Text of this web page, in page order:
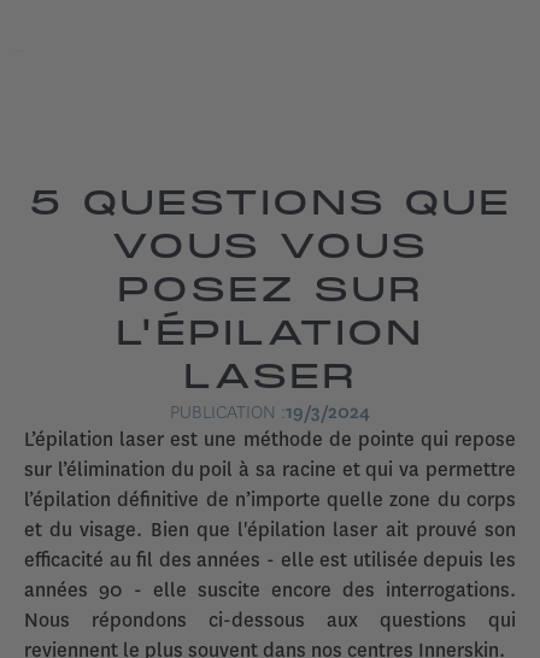
5 QUESTIONS QUE
VOUS VOUS
POSEZ SUR
L'ÉPILATION
LASER
PUBLICATION :19/3/2024
L’épilation laser est une méthode de pointe qui repose
sur l’élimination du poil à sa racine et qui va permettre
l’épilation définitive de n’importe quelle zone du corps
et du visage. Bien que l'épilation laser ait prouvé son
efficacité au fil des années - elle est utilisée depuis les
années 90 - elle suscite encore des interrogations.
Nous répondons ci-dessous aux questions qui
reviennent le plus souvent dans nos centres Innerskin.